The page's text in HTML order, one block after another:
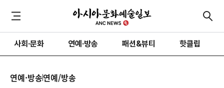
사회·문화 연예·방송 패션&뷰티 핫클립
연예·방송연예/방송